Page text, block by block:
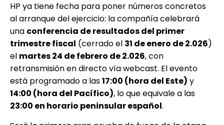
HP ya tiene fecha para poner números concretos
al arranque del ejercicio: la compañía celebrará
una conferencia de resultados del primer
trimestre fiscal (cerrado el 31 de enero de 2.026)
el martes 24 de febrero de 2.026, con
retransmisión en directo vía webcast. El evento
está programado a las17:00 (hora del Este) y
14:00 (hora del Pacífico), lo que equivale a las
23:00 en horario peninsular español.